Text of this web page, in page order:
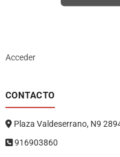
Acceder
CONTACTO
Plaza Valdeserrano, N9
916903860